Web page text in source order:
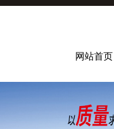
网站首页